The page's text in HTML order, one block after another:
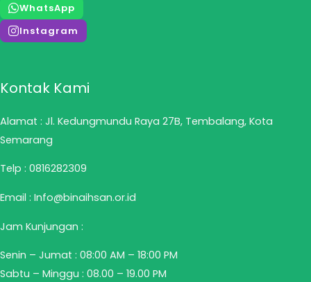
WhatsApp
Instagram
Kontak Kami
Alamat : Jl. Kedungmundu Raya 27B, Tembalang, Kota
Semarang
Telp : 0816282309
Email : Info@binaihsan.or.id
Jam Kunjungan :
Senin – Jumat : 08:00 AM – 18:00 PM
Sabtu – Minggu : 08.00 – 19.00 PM